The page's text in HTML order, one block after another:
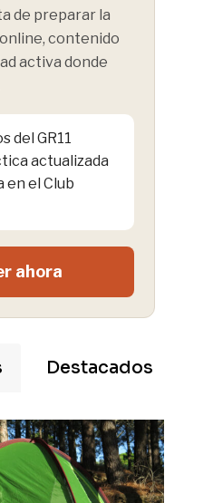
de preparar la
contenido
activa donde
del GR11
actualizada
en el Club
ahora
Destacados